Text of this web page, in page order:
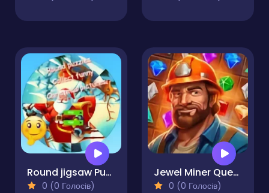
Round jigsaw Puzzle Collect funny Christmas pictures
0 (0 Голосів)
Jewel Miner Quest
0 (0 Голосів)